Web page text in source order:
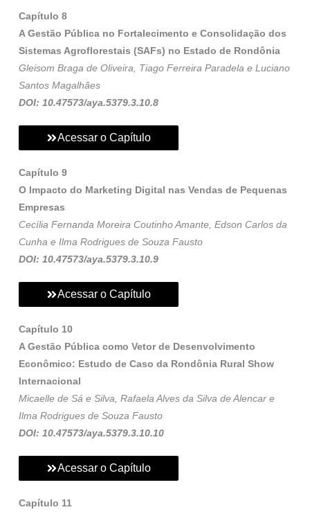
Capítulo 8
A Gestão Pública no Fortalecimento e Consolidação dos
Sistemas Agroflorestais (SAFs) no Estado de Rondônia
Gleisom Braga de Oliveira, Tiago Ferreira Paradela e Luciano
Santos Magalhães
DOI: 10.47573/aya.5379.3.10.8
Acessar o Capítulo
Capítulo 9
O Impacto do Marketing Digital nas Vendas de Pequenas
Empresas
Cecília Fernanda Moreira Coutinho Amante, Edson Carlos da
Cunha e Ilma Rodrigues de Souza Fausto
DOI: 10.47573/aya.5379.3.10.9
Acessar o Capítulo
Capítulo 10
A Gestão Pública como Vetor de Desenvolvimento
Econômico: Estudo de Caso da Rondônia Rural Show
Internacional
Micaelle de Sá e Silva, Rafaela Alves da Silva de Alencar e
Ilma Rodrigues de Souza Fausto
DOI: 10.47573/aya.5379.3.10.10
Acessar o Capítulo
Capítulo 11